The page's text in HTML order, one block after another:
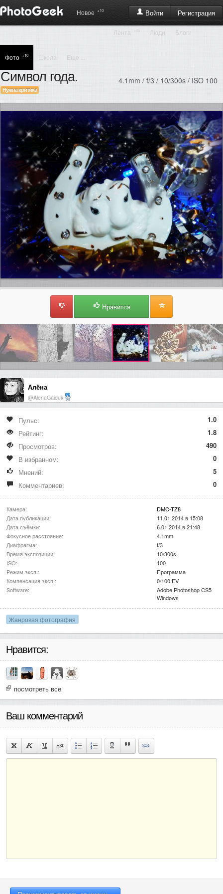
Войти Регистрация
Новое +10
Лента +45 Люди Блоги
Фото +10 Школа Еще ...
Символ года.
Нужна критика
4.1mm / f/3 / 10/300s / ISO 100
Нравится
Алёна
@AlenaGaiduk
Пульс:
1.0
Рейтинг:
1.8
Просмотров:
490
В избранном:
0
Мнений:
5
Комментариев:
0
Камера:
DMC-TZ8
Дата публикации:
11.01.2014 в 15:08
Дата съёмки:
6.01.2014 в 21:48
Фокусное расстояние:
4.1mm
Диафрагма:
f/3
Время экспозиции:
10/300s
ISO:
100
Режим эксп.:
Программа
Компенсация эксп.:
0/100 EV
Software:
Adobe Photoshop CS5
Windows
Жанровая фотография
Нравится:
посмотреть все
Ваш комментарий